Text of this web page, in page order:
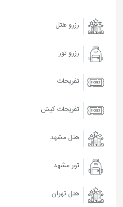
رزرو هتل
رزرو تور
تفریحات
تفریحات کیش
هتل مشهد
تور مشهد
هتل تهران